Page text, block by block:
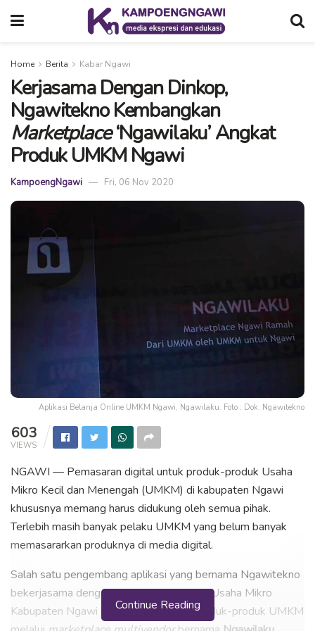
Home Berita Kabar Ngawi
Kerjasama Dengan Dinkop,
Ngawitekno Kembangkan
Marketplace‘Ngawilaku’ Angkat
Produk UMKM Ngawi
KampoengNgawi Fri, 06 Nov 2020
Aplikasi Belanja Online UMKM Ngawi, Ngawilaku. Foto : Dok. Ngawitekno
603
VIEWS
NGAWI — Pemasaran digital untuk produk-produk Usaha
Mikro Kecil dan Menengah (UMKM) di kabupaten Ngawi
khususnya memang harus didukung oleh semua pihak.
Terlebih masih banyak pelaku UMKM yang belum banyak
memasararkan produknya di media digital.
Salah satu pengembang aplikasi yang bernama Ngawitekno
bekerjasama dengan Dinas Koperasi dan Usaha Mikro
Kabupaten Ngawi untuk mengangkat produk-produk UMKM
Continue Reading